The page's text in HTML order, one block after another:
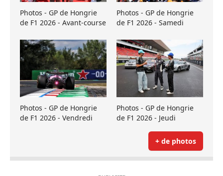
Photos - GP de Hongrie
de F1 2026 - Avant-course
Photos - GP de Hongrie
de F1 2026 - Samedi
Photos - GP de Hongrie
de F1 2026 - Vendredi
Photos - GP de Hongrie
de F1 2026 - Jeudi
+ de photos